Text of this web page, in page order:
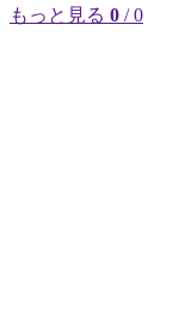
もっと見る 0 / 0